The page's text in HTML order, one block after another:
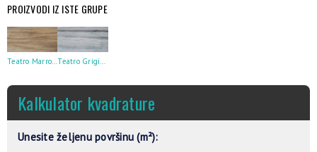
PROIZVODI IZ ISTE GRUPE
Kalkulator kvadrature
Unesite željenu površinu (m²):